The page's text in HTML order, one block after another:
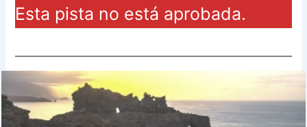
Esta pista no está aprobada.